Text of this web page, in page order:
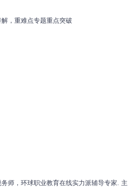
，重难点专题重点突破
师，环球职业教育在线实力派辅导专家. 主